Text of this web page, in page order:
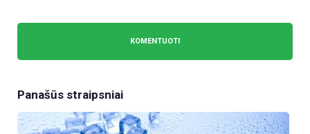
Panašūs straipsniai